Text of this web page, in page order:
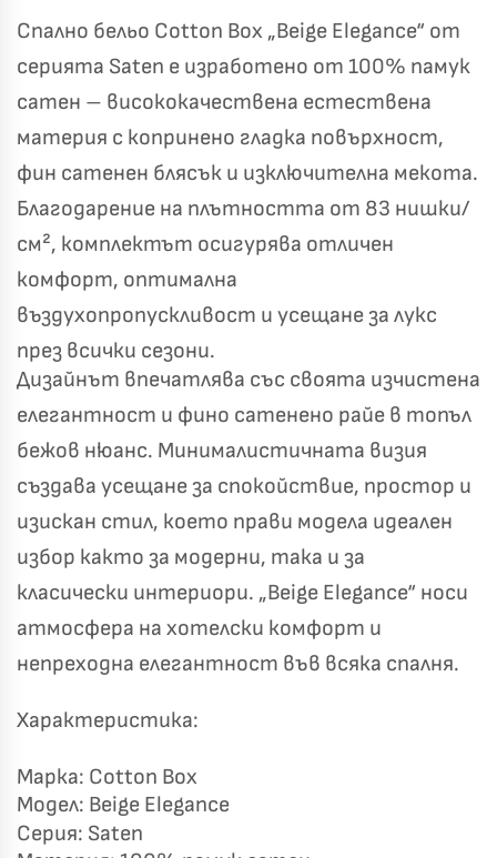
Спално бельо Cotton Box „Beige Elegance“ от
серията Saten е изработено от 100% памук
сатен – висококачествена естествена
материя с копринено гладка повърхност,
фин сатенен блясък и изключителна мекота.
Благодарение на плътността от 83 нишки/
см², комплектът осигурява отличен
комфорт, оптимална
въздухопропускливост и усещане за лукс
през всички сезони.
Дизайнът впечатлява със своята изчистена
елегантност и фино сатенено райе в топъл
бежов нюанс. Минималистичната визия
създава усещане за спокойствие, простор и
изискан стил, което прави модела идеален
избор както за модерни, така и за
класически интериори. „Beige Elegance“ носи
атмосфера на хотелски комфорт и
непреходна елегантност във всяка спалня.
Характеристика:
Марка: Cotton Box
Модел: Beige Elegance
Серия: Saten
🎁 Късметът избра Вас!